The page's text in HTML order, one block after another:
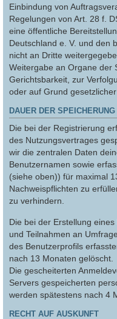
Einbindung von
Regelungen von Art. 28 f.
eine öffentliche
Deutschland e. V. und den
nicht an Dritte
Weitergabe an Organe der
Gerichtsbarkeit, zur
oder auf Grund gesetzlicher
DAUER DER SPEICHERUNG
Die bei der Registrierung
des Nutzungsvertrages
wir die zentralen Daten
Benutzernamen sowie
(siehe oben)) für maximal
Nachweispflichten zu
zu verhindern.
Die bei der Erstellung
und Teilnahmen an
des Benutzerprofils
nach 13 Monaten gelöscht.
Die gescheiterten
Servers gespeicherten
werden spätestens nach 4
RECHT AUF AUSKUNFT